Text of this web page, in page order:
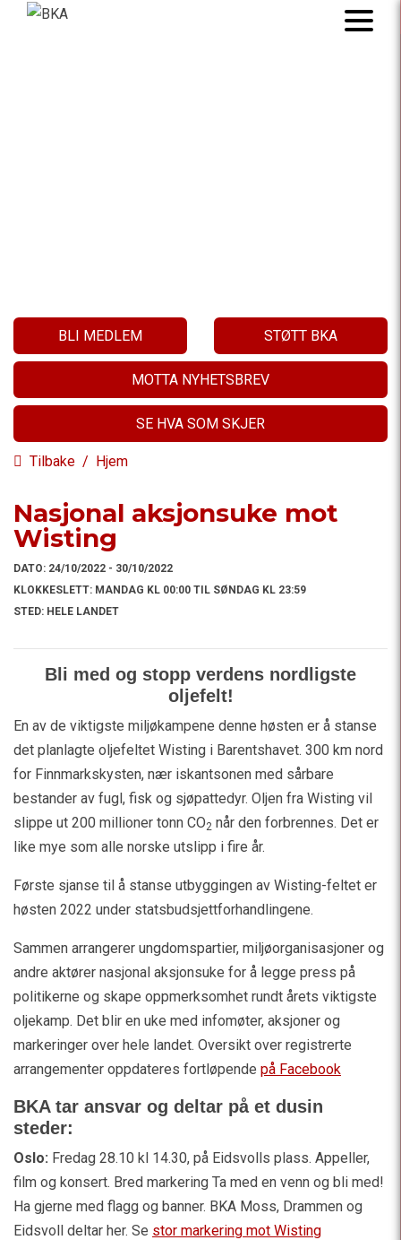
BLI MEDLEM STØTT BKA
MOTTA NYHETSBREV
SE HVA SOM SKJER
Tilbake / Hjem
Nasjonal aksjonsuke mot
Wisting
DATO: 24/10/2022 - 30/10/2022
KLOKKESLETT: MANDAG KL 00:00 TIL SØNDAG KL 23:59
STED: HELE LANDET
Bli med og stopp verdens nordligste
oljefelt!
En av de viktigste miljøkampene denne høsten er å stanse
det planlagte oljefeltet Wisting i Barentshavet. 300 km nord
for Finnmarkskysten, nær iskantsonen med sårbare
bestander av fugl, fisk og sjøpattedyr. Oljen fra Wisting vil
slippe ut 200 millioner tonn CO2 når den forbrennes. Det er
like mye som alle norske utslipp i fire år.
Første sjanse til å stanse utbyggingen av Wisting-feltet er
høsten 2022 under statsbudsjettforhandlingene.
Sammen arrangerer ungdomspartier, miljøorganisasjoner og
andre aktører nasjonal aksjonsuke for å legge press på
politikerne og skape oppmerksomhet rundt årets viktigste
oljekamp. Det blir en uke med infomøter, aksjoner og
markeringer over hele landet. Oversikt over registrerte
arrangementer oppdateres fortløpende på Facebook
BKA tar ansvar og deltar på et dusin
steder:
Oslo: Fredag 28.10 kl 14.30, på Eidsvolls plass. Appeller,
film og konsert. Bred markering Ta med en venn og bli med!
Ha gjerne med flagg og banner. BKA Moss, Drammen og
Eidsvoll deltar her. Se stor markering mot Wisting